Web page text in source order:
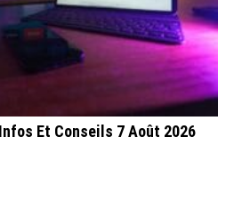
Et Conseils 7 Août 2026